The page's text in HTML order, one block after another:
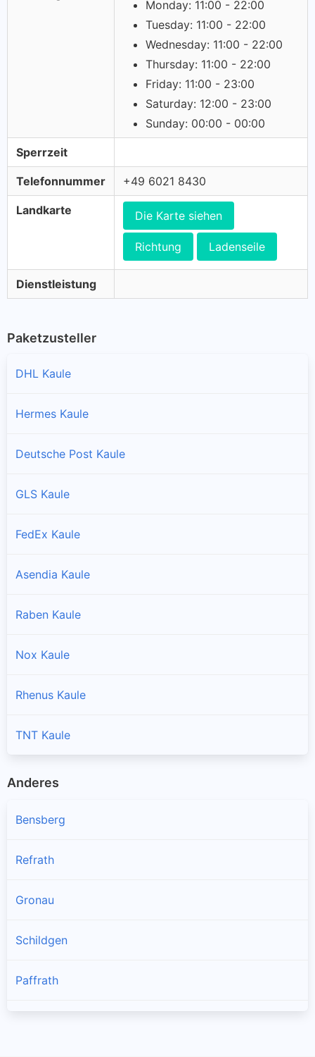
Monday: 11:00 - 22:00
Tuesday: 11:00 - 22:00
Wednesday: 11:00 - 22:00
Thursday: 11:00 - 22:00
Friday: 11:00 - 23:00
Saturday: 12:00 - 23:00
Sunday: 00:00 - 00:00
Sperrzeit
Telefonnummer +49 6021 8430
Landkarte Die Karte siehen
Richtung Ladenseile
Dienstleistung
Paketzusteller
DHL Kaule
Hermes Kaule
Deutsche Post Kaule
GLS Kaule
FedEx Kaule
Asendia Kaule
Raben Kaule
Nox Kaule
Rhenus Kaule
TNT Kaule
Anderes
Bensberg
Refrath
Gronau
Schildgen
Paffrath